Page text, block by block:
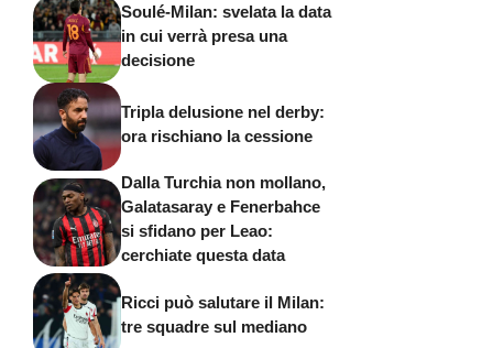
Soulé-Milan: svelata la data
in cui verrà presa una
decisione
Tripla delusione nel derby:
ora rischiano la cessione
Dalla Turchia non mollano,
Galatasaray e Fenerbahce
si sfidano per Leao:
cerchiate questa data
Ricci può salutare il Milan:
tre squadre sul mediano